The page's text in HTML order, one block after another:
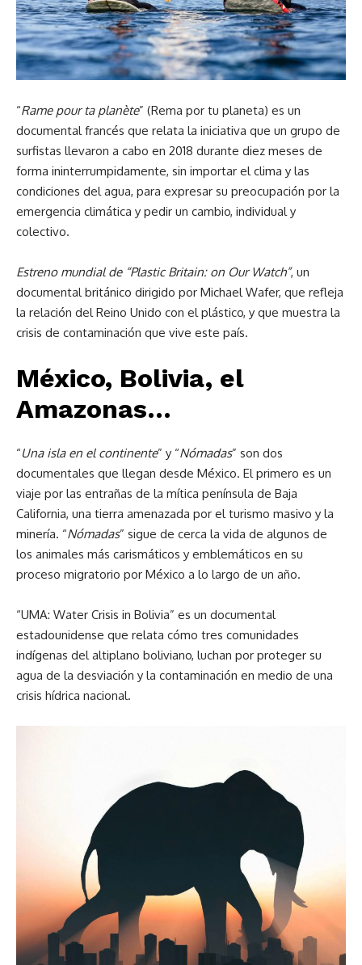
“Rame pour ta planète” (Rema por tu planeta) es un
documental francés que relata la iniciativa que un grupo de
surfistas llevaron a cabo en 2018 durante diez meses de
forma ininterrumpidamente, sin importar el clima y las
condiciones del agua, para expresar su preocupación por la
emergencia climática y pedir un cambio, individual y
colectivo.
Estreno mundial de “Plastic Britain: on Our Watch”, un
documental británico dirigido por Michael Wafer, que refleja
la relación del Reino Unido con el plástico, y que muestra la
crisis de contaminación que vive este país.
México, Bolivia, el
Amazonas…
“Una isla en el continente” y “Nómadas” son dos
documentales que llegan desde México. El primero es un
viaje por las entrañas de la mítica península de Baja
California, una tierra amenazada por el turismo masivo y la
minería. “Nómadas” sigue de cerca la vida de algunos de
los animales más carismáticos y emblemáticos en su
proceso migratorio por México a lo largo de un año.
“UMA: Water Crisis in Bolivia” es un documental
estadounidense que relata cómo tres comunidades
indígenas del altiplano boliviano, luchan por proteger su
agua de la desviación y la contaminación en medio de una
crisis hídrica nacional.